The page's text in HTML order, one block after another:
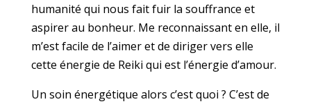
humanité qui nous fait fuir la souffrance et
aspirer au bonheur. Me reconnaissant en elle, il
m’est facile de l’aimer et de diriger vers elle
cette énergie de Reiki qui est l’énergie d’amour.
Un soin énergétique alors c’est quoi ? C’est de